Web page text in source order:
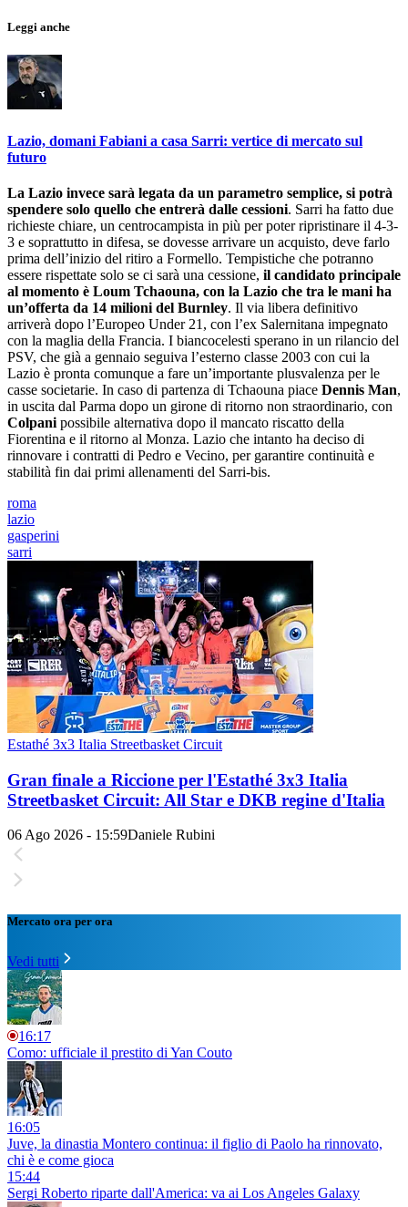
Leggi anche
Lazio, domani Fabiani a casa Sarri: vertice di mercato sul
futuro
La Lazio invece sarà legata da un parametro semplice, si potrà
spendere solo quello che entrerà dalle cessioni. Sarri ha fatto due
richieste chiare, un centrocampista in più per poter ripristinare il 4-3-
3 e soprattutto in difesa, se dovesse arrivare un acquisto, deve farlo
prima dell’inizio del ritiro a Formello. Tempistiche che potranno
essere rispettate solo se ci sarà una cessione, il candidato principale
al momento è Loum Tchaouna, con la Lazio che tra le mani ha
un’offerta da 14 milioni del Burnley. Il via libera definitivo
arriverà dopo l’Europeo Under 21, con l’ex Salernitana impegnato
con la maglia della Francia. I biancocelesti sperano in un rilancio del
PSV, che già a gennaio seguiva l’esterno classe 2003 con cui la
Lazio è pronta comunque a fare un’importante plusvalenza per le
casse societarie. In caso di partenza di Tchaouna piace Dennis Man,
in uscita dal Parma dopo un girone di ritorno non straordinario, con
Colpani possibile alternativa dopo il mancato riscatto della
Fiorentina e il ritorno al Monza. Lazio che intanto ha deciso di
rinnovare i contratti di Pedro e Vecino, per garantire continuità e
stabilità fin dai primi allenamenti del Sarri-bis.
roma
lazio
gasperini
sarri
Estathé 3x3 Italia Streetbasket Circuit
Gran finale a Riccione per l'Estathé 3x3 Italia
Streetbasket Circuit: All Star e DKB regine d'Italia
06 Ago 2026 - 15:59Daniele Rubini
Mercato ora per ora
Vedi tutti
16:17
Como: ufficiale il prestito di Yan Couto
16:05
Juve, la dinastia Montero continua: il figlio di Paolo ha rinnovato,
chi è e come gioca
15:44
Sergi Roberto riparte dall'America: va ai Los Angeles Galaxy